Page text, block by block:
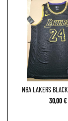
NBA LAKERS
30,00 €